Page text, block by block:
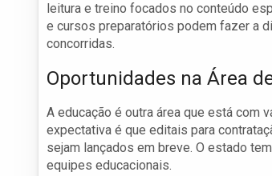
leitura e treino focados no conteúdo
e cursos preparatórios podem fazer a
concorridas.
Oportunidades na Área
A educação é outra área que está com
expectativa é que editais para
sejam lançados em breve. O estado
equipes educacionais.